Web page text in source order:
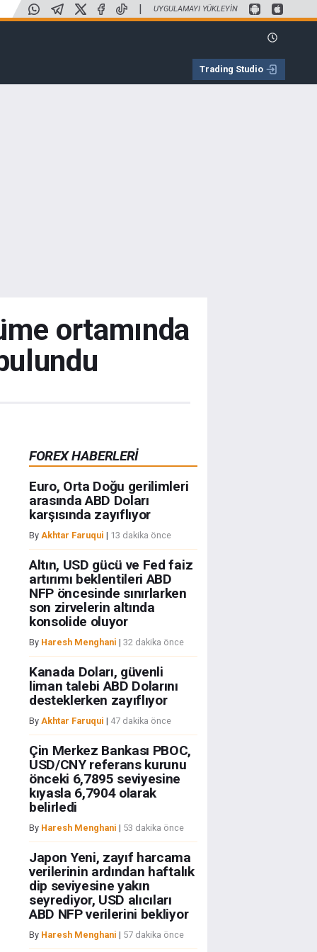
| UYGULAMAYI YÜKLEYIN
Trading Studio
ortamında
FOREX HABERLERİ
Euro, Orta Doğu gerilimleri
arasında ABD Doları
karşısında zayıflıyor
By Akhtar Faruqui | 13 dakika önce
Altın, USD gücü ve Fed faiz
artırımı beklentileri ABD
NFP öncesinde sınırlarken
son zirvelerin altında
konsolide oluyor
By Haresh Menghani | 32 dakika önce
Kanada Doları, güvenli
liman talebi ABD Dolarını
desteklerken zayıflıyor
By Akhtar Faruqui | 47 dakika önce
Çin Merkez Bankası PBOC,
USD/CNY referans kurunu
önceki 6,7895 seviyesine
kıyasla 6,7904 olarak
belirledi
By Haresh Menghani | 53 dakika önce
Japon Yeni, zayıf harcama
verilerinin ardından haftalık
dip seviyesine yakın
seyrediyor, USD alıcıları
ABD NFP verilerini bekliyor
By Haresh Menghani | 57 dakika önce